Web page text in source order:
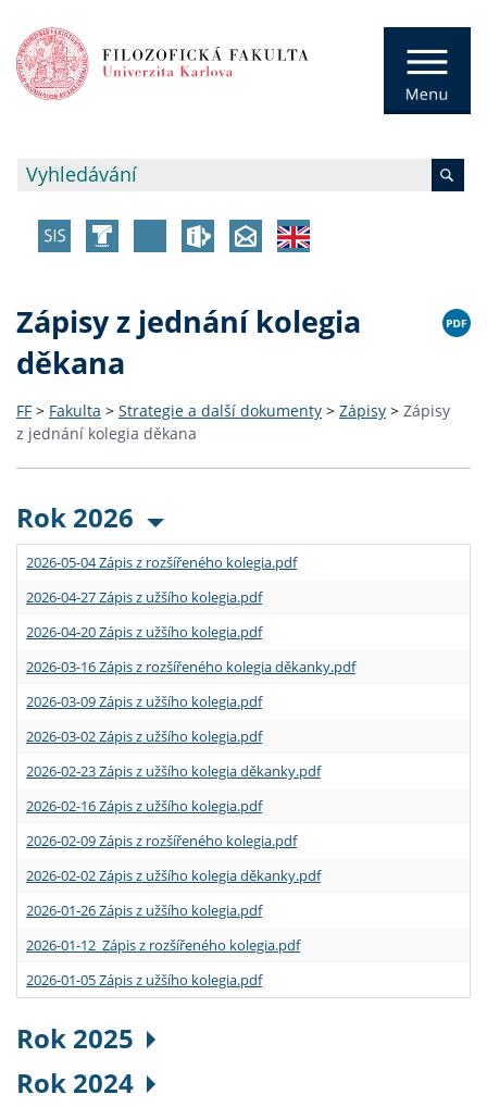
Zápisy z jednání kolegia
děkana
FF > Fakulta > Strategie a další dokumenty > Zápisy > Zápisy
z jednání kolegia děkana
Rok 2026
2026-05-04 Zápis z rozšířeného kolegia.pdf
2026-04-27 Zápis z užšího kolegia.pdf
2026-04-20 Zápis z užšího kolegia.pdf
2026-03-16 Zápis z rozšířeného kolegia děkanky.pdf
2026-03-09 Zápis z užšího kolegia.pdf
2026-03-02 Zápis z užšího kolegia.pdf
2026-02-23 Zápis z užšího kolegia děkanky.pdf
2026-02-16 Zápis z užšího kolegia.pdf
2026-02-09 Zápis z rozšířeného kolegia.pdf
2026-02-02 Zápis z užšího kolegia děkanky.pdf
2026-01-26 Zápis z užšího kolegia.pdf
2026-01-12 Zápis z rozšířeného kolegia.pdf
2026-01-05 Zápis z užšího kolegia.pdf
Rok 2025
Rok 2024